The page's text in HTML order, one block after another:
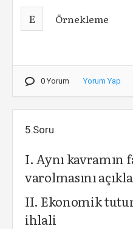
E Örnekleme
0 Yorum Yorum Yap
5.Soru
I. Aynı kavramın
varolmasını
II. Ekonomik
ihlali